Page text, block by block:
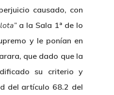
causado, con
a la Sala 1ª de lo
y le ponían en
que dado que la
su criterio y
del artículo 68.2 del